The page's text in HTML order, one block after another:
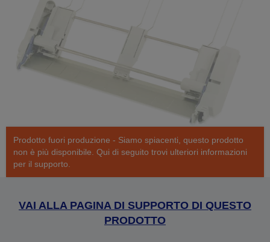
Prodotto fuori produzione - Siamo spiacenti, questo prodotto
non è più disponibile. Qui di seguito trovi ulteriori informazioni
per il supporto.
VAI ALLA PAGINA DI SUPPORTO DI QUESTO
PRODOTTO